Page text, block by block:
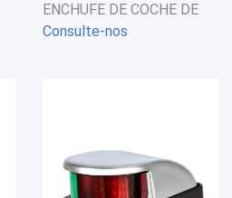
ENCHUFE DE COCHE DE
12V-24V CON LUZ
Consulte-nos